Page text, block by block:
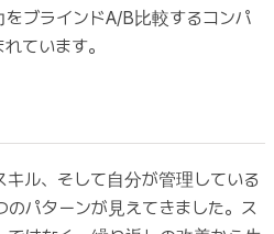
ブラインドA/B比較するコンパ
ています。
ル、そして自分が管理している
パターンが見えてきました。ス